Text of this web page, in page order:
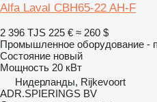
Alfa Laval CBH65-22 AH-F
2 396 TJS 225 € ≈ 260 $
Промышленное оборудование -
Состояние новый
Мощность 20 кВт
Нидерланды, Rijkevoort
ADR.SPIERINGS BV